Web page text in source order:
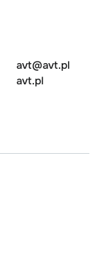
avt@avt.pl
avt.pl